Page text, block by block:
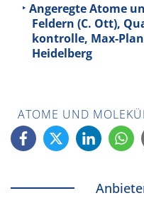
Angeregte Atome
Feldern (C. Ott),
kontrolle, Max-
Heidelberg
ATOME UND